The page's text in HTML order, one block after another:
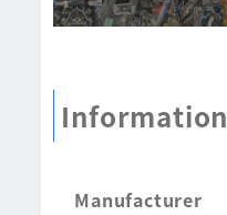
Information
Manufacturer